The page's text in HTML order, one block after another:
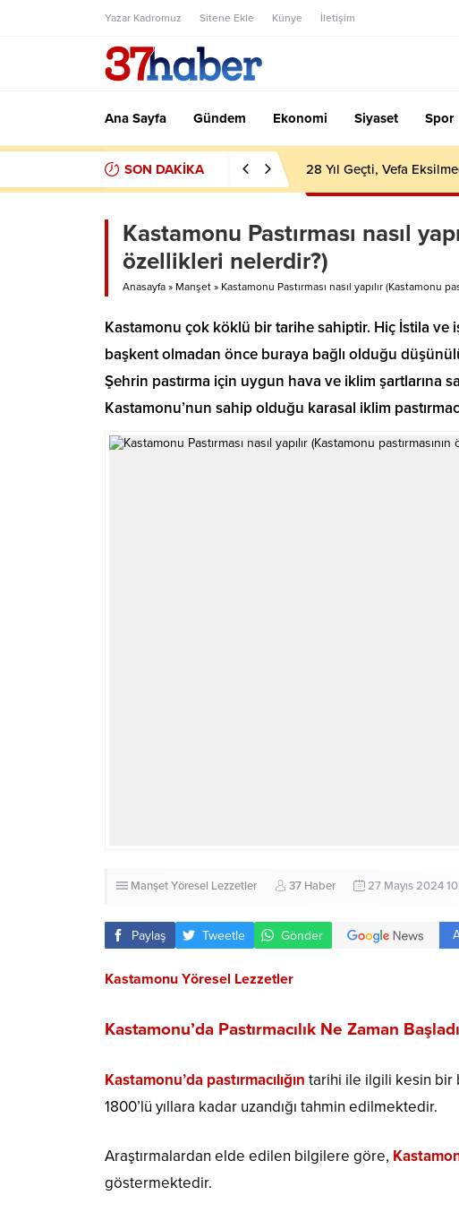
Yazar Kadromuz Sitene Ekle Künye İletişim
Ana Sayfa Gündem Ekonomi Siyaset Spor
SON DAKİKA 28 Yıl Geçti, Vefa
Kastamonu Pastırması nasıl
özellikleri nelerdir?)
Anasayfa » Manşet » Kastamonu Pastırması nasıl yapılır (Kastamonu
Kastamonu çok köklü bir tarihe sahiptir. Hiç İstila ve
başkent olmadan önce buraya bağlı olduğu
Şehrin pastırma için uygun hava ve iklim şartlarına
Kastamonu’nun sahip olduğu karasal iklim
ManşetYöresel Lezzetler 37 Haber 27 Mayıs 2024
Paylaş Tweetle Gönder
Kastamonu Yöresel Lezzetler
Kastamonu’da Pastırmacılık Ne Zaman
Kastamonu’da pastırmacılığın tarihi ile ilgili kesin bir
1800’lü yıllara kadar uzandığı tahmin edilmektedir.
Araştırmalardan elde edilen bilgilere göre,
göstermektedir.